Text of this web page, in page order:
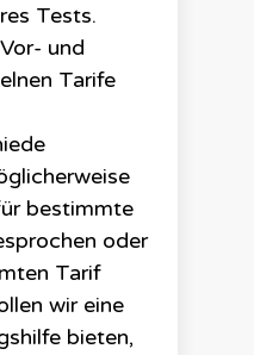
Tests.
und
Tarife
bestimmte
oder
Tarif
wir eine
bieten,